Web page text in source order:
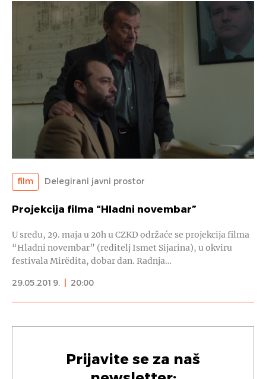
film Delegirani javni prostor
Projekcija filma “Hladni novembar”
U sredu, 29. maja u 20h u CZKD održaće se projekcija filma
“Hladni novembar” (reditelj Ismet Sijarina), u okviru
festivala Mirëdita, dobar dan. Radnja…
29.05.2019.
20:00
Prijavite se za naš